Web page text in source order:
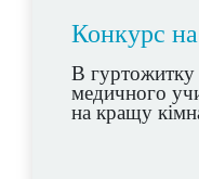
Конкурс
В гуртожитку
медичного
на кращу